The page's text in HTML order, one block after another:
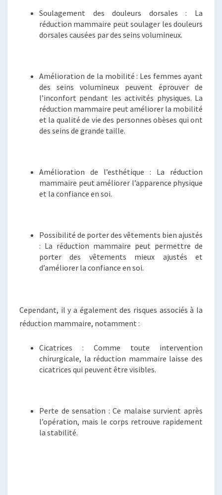
Soulagement des douleurs dorsales : La
réduction mammaire peut soulager les douleurs
dorsales causées par des seins volumineux.
Amélioration de la mobilité : Les femmes ayant
des seins volumineux peuvent éprouver de
l’inconfort pendant les activités physiques. La
réduction mammaire peut améliorer la mobilité
et la qualité de vie des personnes obèses qui ont
des seins de grande taille.
Amélioration de l’esthétique : La réduction
mammaire peut améliorer l’apparence physique
et la confiance en soi.
Possibilité de porter des vêtements bien ajustés
: La réduction mammaire peut permettre de
porter des vêtements mieux ajustés et
d’améliorer la confiance en soi.
Cependant, il y a également des risques associés à la
réduction mammaire, notamment :
Cicatrices : Comme toute intervention
chirurgicale, la réduction mammaire laisse des
cicatrices qui peuvent être visibles.
Perte de sensation : Ce malaise survient après
l’opération, mais le corps retrouve rapidement
la stabilité.